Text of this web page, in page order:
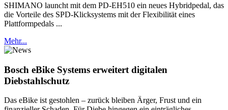
SHIMANO launcht mit dem PD-EH510 ein neues Hybridpedal, das
die Vorteile des SPD-Klicksystems mit der Flexibilität eines
Plattformpedals ...
Mehr...
Bosch eBike Systems erweitert digitalen
Diebstahlschutz
Das eBike ist gestohlen – zurück bleiben Ärger, Frust und ein